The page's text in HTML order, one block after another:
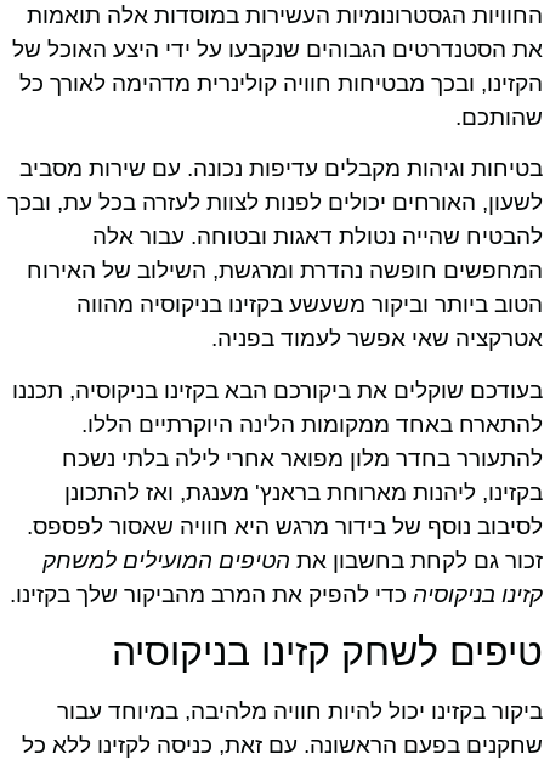
החוויות הגסטרונומיות העשירות במוסדות אלה תואמות
את הסטנדרטים הגבוהים שנקבעו על ידי היצע האוכל של
הקזינו, ובכך מבטיחות חוויה קולינרית מדהימה לאורך כל
שהותכם.
בטיחות וגיהות מקבלים עדיפות נכונה. עם שירות מסביב
לשעון, האורחים יכולים לפנות לצוות לעזרה בכל עת, ובכך
להבטיח שהייה נטולת דאגות ובטוחה. עבור אלה
המחפשים חופשה נהדרת ומרגשת, השילוב של האירוח
הטוב ביותר וביקור משעשע בקזינו בניקוסיה מהווה
אטרקציה שאי אפשר לעמוד בפניה.
בעודכם שוקלים את ביקורכם הבא בקזינו בניקוסיה, תכננו
להתארח באחד ממקומות הלינה היוקרתיים הללו.
להתעורר בחדר מלון מפואר אחרי לילה בלתי נשכח
בקזינו, ליהנות מארוחת בראנץ' מענגת, ואז להתכונן
לסיבוב נוסף של בידור מרגש היא חוויה שאסור לפספס.
זכור גם לקחת בחשבון את הטיפים המועילים למשחק
קזינו בניקוסיה כדי להפיק את המרב מהביקור שלך בקזינו.
טיפים לשחק קזינו בניקוסיה
ביקור בקזינו יכול להיות חוויה מלהיבה, במיוחד עבור
שחקנים בפעם הראשונה. עם זאת, כניסה לקזינו ללא כל